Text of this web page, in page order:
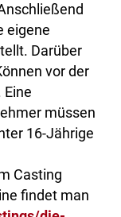
eigene
Darüber
vor der
müssen
16-Jährige
Casting
findet man